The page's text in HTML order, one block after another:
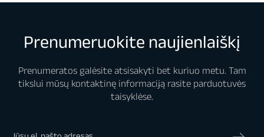
Prenumeruokite naujienlaiškį
Prenumeratos galėsite atsisakyti bet kuriuo metu. Tam
tikslui mūsų kontaktinę informaciją rasite parduotuvės
taisyklėse.